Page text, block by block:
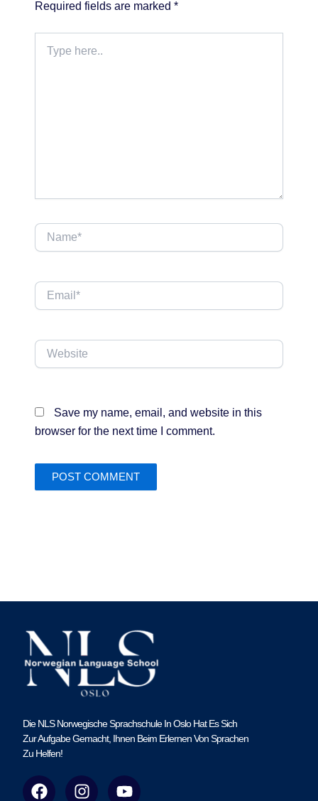
Required fields are marked *
here..
Name*
Email*
Website
Save my name, email, and website in this
browser for the next time I comment.
Die NLS Norwegische Sprachschule In Oslo Hat Es Sich
Zur Aufgabe Gemacht, Ihnen Beim Erlernen Von Sprachen
Zu Helfen!
F
I
Y